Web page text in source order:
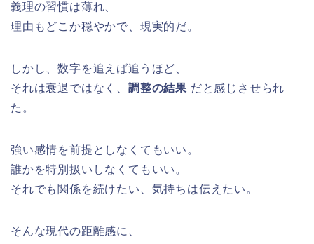
義理の習慣は薄れ、
理由もどこか穏やかで、現実的だ。
しかし、数字を追えば追うほど、
それは衰退ではなく、 調整の結果 だと感じさせられ
た。
強い感情を前提としなくてもいい。
誰かを特別扱いしなくてもいい。
それでも関係を続けたい、気持ちは伝えたい。
そんな現代の距離感に、